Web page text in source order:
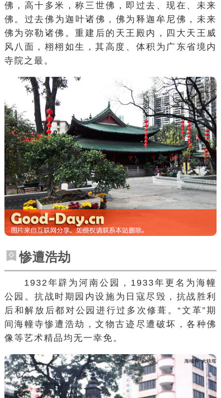
佛 ，高十多米，称三世佛，即过去、现在、 未来
佛 。 过去佛 为迦叶诸佛，佛为 释迦牟尼佛，未来
佛为 弥勒 诸佛。重建后的 天王殿内， 四大天王 威
风八面，栩栩如生，其高度、体积为广东省境内
寺院之最。
惨遭浩劫
1932年辟为河南公园 ，1933年更名为海幢
公园 。抗战时期园内设施为日寇尽毁，抗战胜利
后和解放后都对公园进行过多次修葺。“文革”期
间海幢寺惨遭浩劫，文物古迹尽遭破坏，各种佛
像等艺术精品均无一幸免。